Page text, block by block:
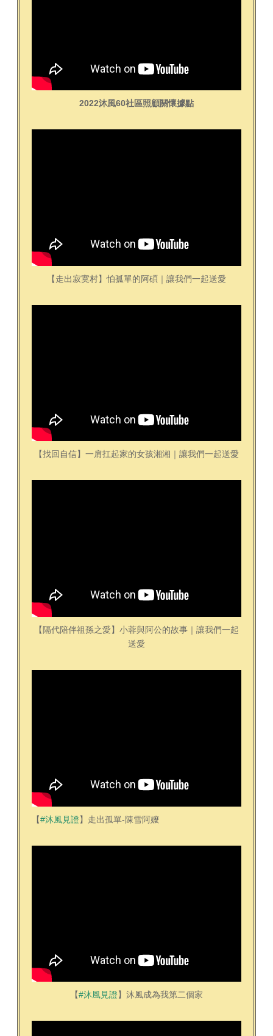
2022沐風60社區照顧關懷據點
【走出寂寞村】怕孤單的阿碩｜讓我們一起送愛​
【找回自信】一肩扛起家的女孩湘湘｜讓我們一起送愛​
【隔代陪伴祖孫之愛】小蓉與阿公的故事｜讓我們一起
送愛
【#沐風見證​】 走出孤單-陳雪阿嬤
【#沐風見證】沐風成為我第二個家